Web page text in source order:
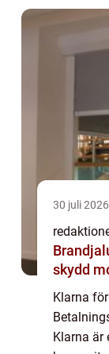
30 juli 2026
Brandjalusi så fungerar
skydd
Klarna
Klarna är